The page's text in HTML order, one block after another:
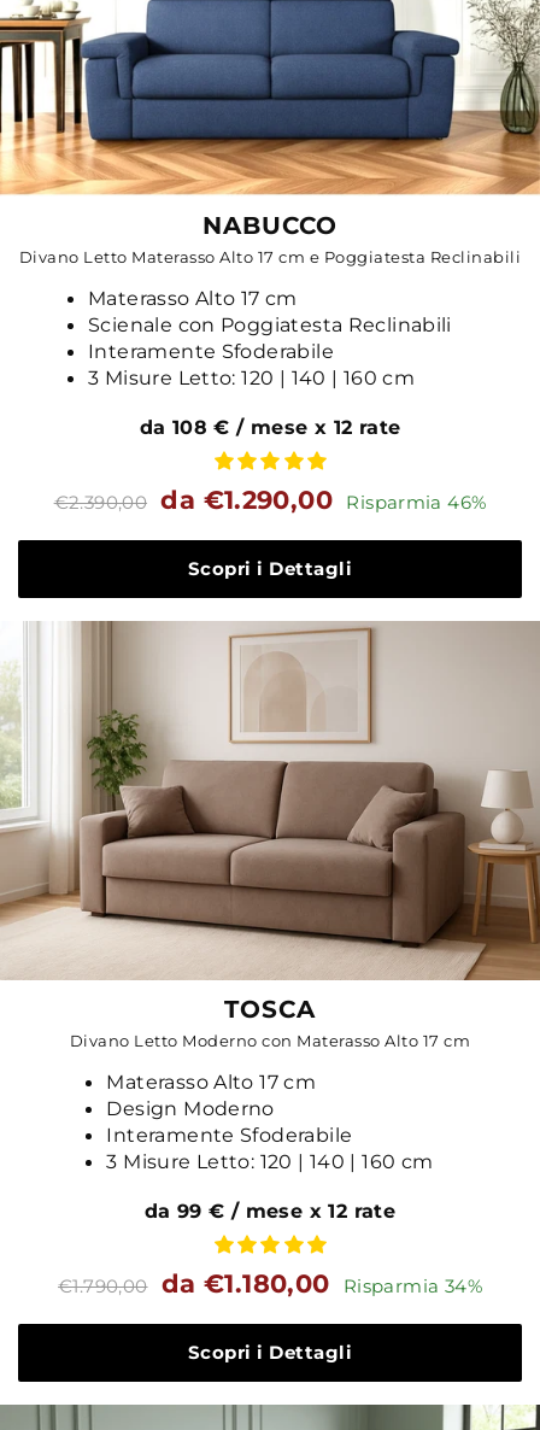
NABUCCO
Divano Letto Materasso Alto 17 cm e Poggiatesta Reclinabili
Materasso Alto 17 cm
Scienale con Poggiatesta Reclinabili
Interamente Sfoderabile
3 Misure Letto: 120 | 140 | 160 cm
da 108 € / mese x 12 rate
Prezzo
standard
€2.390,00 Prezzo
da €1.290,00 Risparmia 46%
Scopri i Dettagli
TOSCA
Divano Letto Moderno con Materasso Alto 17 cm
Materasso Alto 17 cm
Design Moderno
Interamente Sfoderabile
3 Misure Letto: 120 | 140 | 160 cm
da 99 € / mese x 12 rate
Prezzo
standard
€1.790,00 Prezzo
da €1.180,00 Risparmia 34%
Scopri i Dettagli